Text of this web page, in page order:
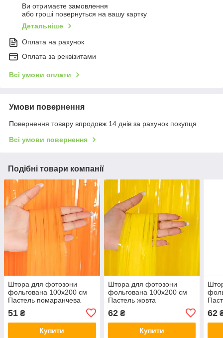
Ви отримаєте замовлення
або гроші повернуться на вашу картку
Детальніше
Оплата на рахунок
Оплата за реквізитами
Всі умови оплати
Умови повернення
Повернення товару впродовж 14 днів за рахунок покупця
Всі умови повернення
Подібні товари компанії
Штора для фотозони
фольгована 100х200 см
Пастель помаранчева
51 ₴
Купити
Штора для фотозони
фольгована 100х200 см
Пастель жовта
62₴
Купити
62